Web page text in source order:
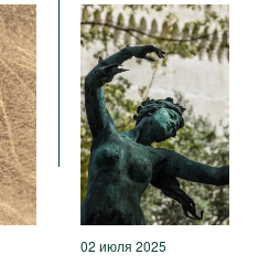
02 июля 2025